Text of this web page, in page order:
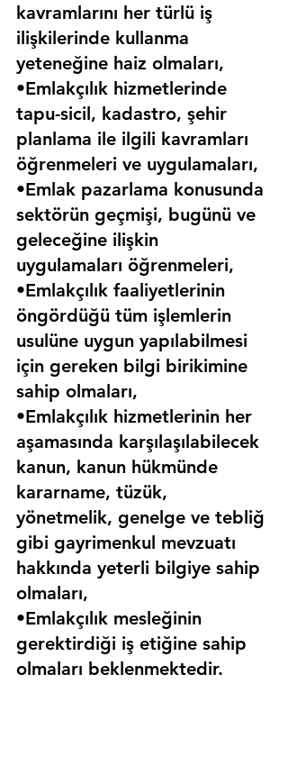
kavramlarını her türlü iş
ilişkilerinde kullanma
yeteneğine haiz olmaları,
•Emlakçılık hizmetlerinde
tapu-sicil, kadastro, şehir
planlama ile ilgili kavramları
öğrenmeleri ve uygulamaları,
•Emlak pazarlama konusunda
sektörün geçmişi, bugünü ve
geleceğine ilişkin
uygulamaları öğrenmeleri,
•Emlakçılık faaliyetlerinin
öngördüğü tüm işlemlerin
usulüne uygun yapılabilmesi
için gereken bilgi birikimine
sahip olmaları,
•Emlakçılık hizmetlerinin her
aşamasında karşılaşılabilecek
kanun, kanun hükmünde
kararname, tüzük,
yönetmelik, genelge ve tebliğ
gibi gayrimenkul mevzuatı
hakkında yeterli bilgiye sahip
olmaları,
•Emlakçılık mesleğinin
gerektirdiği iş etiğine sahip
olmaları beklenmektedir.